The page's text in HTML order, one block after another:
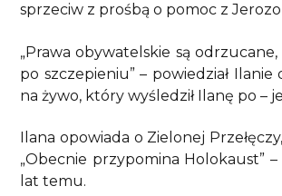
sprzeciw z prośbą o pomoc z
„Prawa obywatelskie są
po szczepieniu” – powiedział
na żywo, który wyśledził Ilanę po –
Ilana opowiada o Zielonej
„Obecnie przypomina Holokaust”
lat temu.